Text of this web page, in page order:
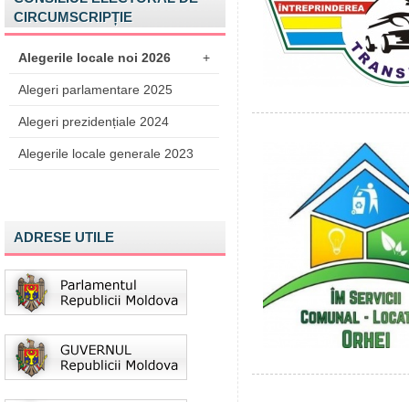
CIRCUMSCRIPȚIE
Alegerile locale noi 2026 +
Alegeri parlamentare 2025
Alegeri prezidențiale 2024
Alegerile locale generale 2023
ADRESE UTILE